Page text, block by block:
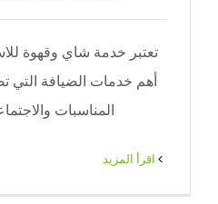
تعتبر خدمة شاي وقهوة
أهم خدمات الضيافة
المناسبات